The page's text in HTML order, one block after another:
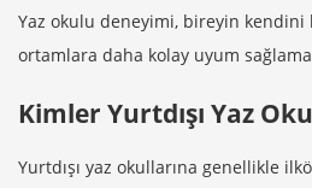
Yaz okulu deneyimi, bireyin kendini
ortamlara daha kolay uyum
Kimler Yurtdışı Yaz
Yurtdışı yaz okullarına genellikle